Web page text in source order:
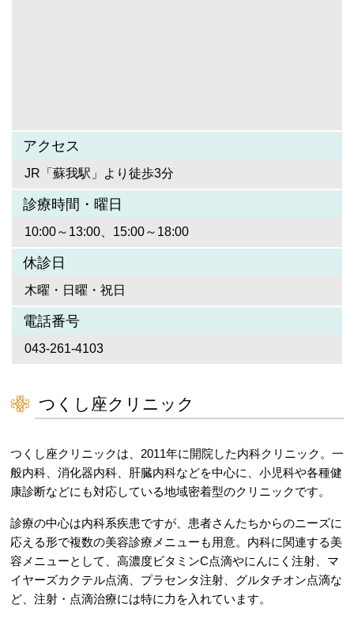
アクセス
JR「蘇我駅」より徒歩3分
診療時間・曜日
10:00～13:00、15:00～18:00
休診日
木曜・日曜・祝日
電話番号
043-261-4103
つくし座クリニック
つくし座クリニックは、2011年に開院した内科クリニック。一
般内科、消化器内科、肝臓内科などを中心に、小児科や各種健
康診断などにも対応している地域密着型のクリニックです。
診療の中心は内科系疾患ですが、患者さんたちからのニーズに
応える形で複数の美容診療メニューも用意。内科に関連する美
容メニューとして、高濃度ビタミンC点滴やにんにく注射、マ
イヤーズカクテル点滴、プラセンタ注射、グルタチオン点滴な
ど、注射・点滴治療には特に力を入れています。